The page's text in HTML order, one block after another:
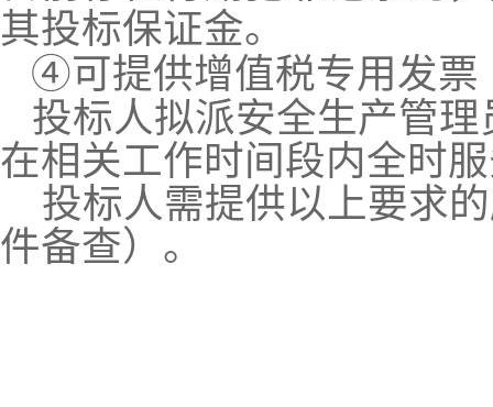
其投标保证金。
④可提供增值税专用发票
投标人拟派安全生产管
在相关工作时间段内全时
投标人需提供以上要求
件备查）。